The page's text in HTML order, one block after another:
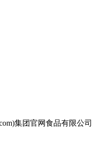
集团官网食品有限公司